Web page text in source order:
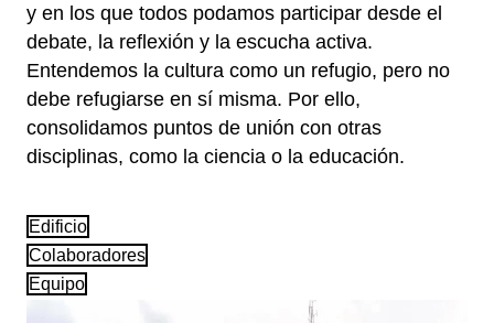
y en los que todos podamos participar desde el
debate, la reflexión y la escucha activa.
Entendemos la cultura como un refugio, pero no
debe refugiarse en sí misma. Por ello,
consolidamos puntos de unión con otras
disciplinas, como la ciencia o la educación.
Edificio
Colaboradores
Equipo